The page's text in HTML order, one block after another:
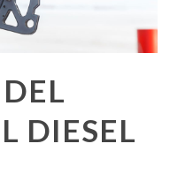
DIESEL